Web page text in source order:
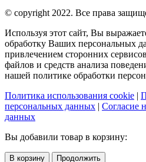
© copyright 2022. Все права
Используя этот сайт, Вы
обработку Ваших персональных
привлечением сторонних
файлов и средств анализа
нашей политике обработки
Политика использования cookie |
персональных данных | Согласие
данных
Вы добавили товар в корзину:
В корзину Продолжить